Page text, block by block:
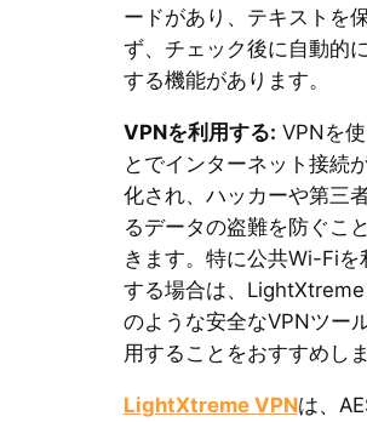
ードがあり、テキストを
ず、チェック後に自動的
する機能があります。
VPNを利用する: VPNを
とでインターネット接続
化され、ハッカーや第三
るデータの盗難を防ぐこ
きます。特に公共Wi-Fiを
する場合は、
のような安全なVPNツー
用することをおすすめしま
LightXtreme VPNは、